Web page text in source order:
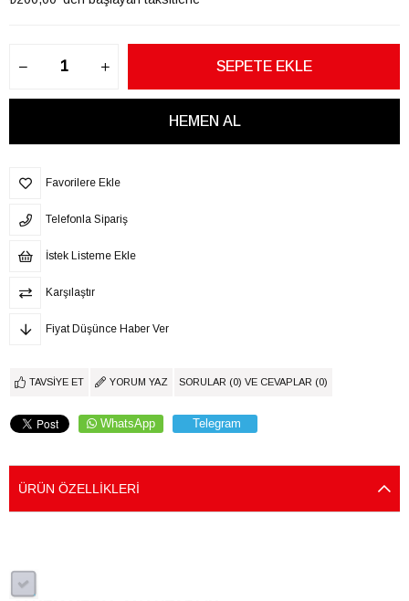
Favorilere Ekle
Telefonla Sipariş
İstek Listeme Ekle
Karşılaştır
Fiyat Düşünce Haber Ver
TAVSIYE ET YORUM YAZ SORULAR (0) VE CEVAPLAR (0)
WhatsApp Telegram
ÜRÜN ÖZELLIKLERI